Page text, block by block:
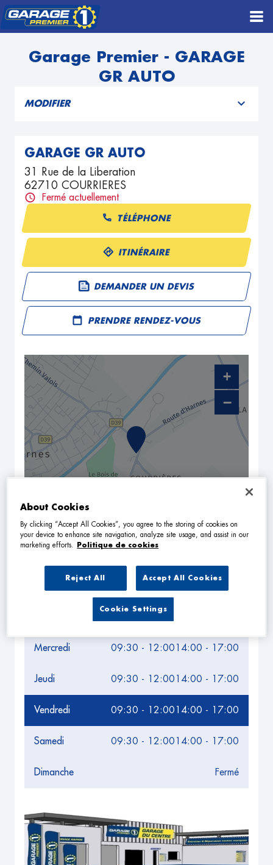
Garage Premier - GARAGE
GR AUTO
MODIFIER
GARAGE GR AUTO
31 Rue de la Liberation
62710 COURRIERES
Fermé actuellement
TÉLÉPHONE
ITINÉRAIRE
DEMANDER UN DEVIS
PRENDRE RENDEZ-VOUS
Horaires d'ouverture
Mercredi 09:30 - 12:00 14:00 - 17:00
Jeudi 09:30 - 12:00 14:00 - 17:00
Vendredi 09:30 - 12:00 14:00 - 17:00
Samedi 09:30 - 12:00 14:00 - 17:00
Dimanche Fermé
+
−
NAVIGUER ITINÉRAIRE
About Cookies
By clicking “Accept All Cookies”, you agree to the storing of cookies on
your device to enhance site navigation, analyze site usage, and assist in our
marketing efforts.
Politique de cookies
Reject All Accept All Cookies
Cookie Settings